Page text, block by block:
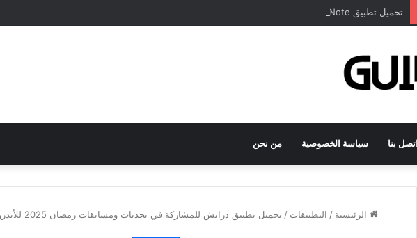
تحميل تطبيق DrawNote مهكر 2026 النسخة المدفوعة للأندرويد مجاناً
اتصل بنا سياسة الخصوصية من نحن
الرئيسية / التطبيقات / تحميل تطبيق درايش للمشاركة في تحديات ومسابقات رمضان 2025 للأندرويد والآيفون مجانًا